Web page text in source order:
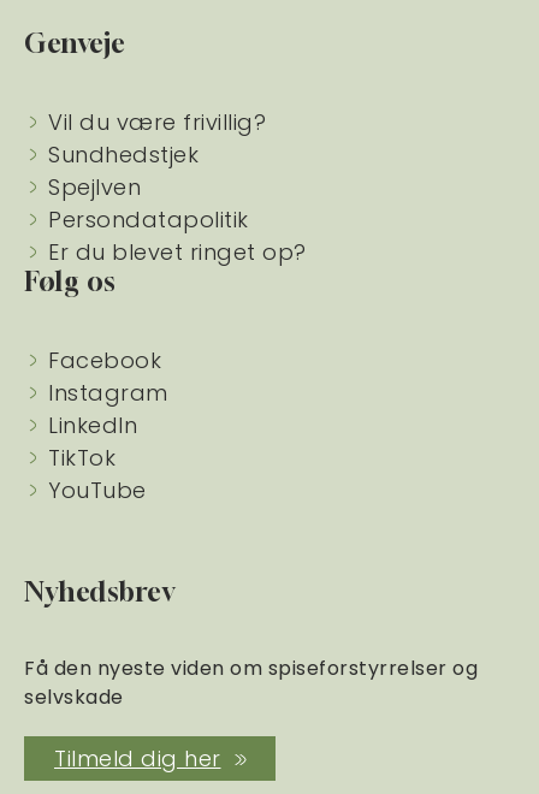
Genveje
Vil du være frivillig?
Sundhedstjek
Spejlven
Persondatapolitik
Er du blevet ringet op?
Følg os
Facebook
Instagram
LinkedIn
TikTok
YouTube
Nyhedsbrev
Få den nyeste viden om spiseforstyrrelser og
selvskade
Tilmeld dig her